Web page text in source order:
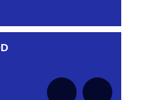
pour cette série pour